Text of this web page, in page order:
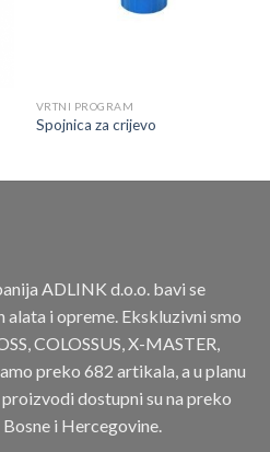
VRTNI PROGRAM
Spojnica za crijevo
ADLINK d.o.o. bavi se
i opreme. Ekskluzivni smo
COLOSSUS, X-MASTER,
preko 682 artikala, a u planu
dostupni su na preko
i Hercegovine.